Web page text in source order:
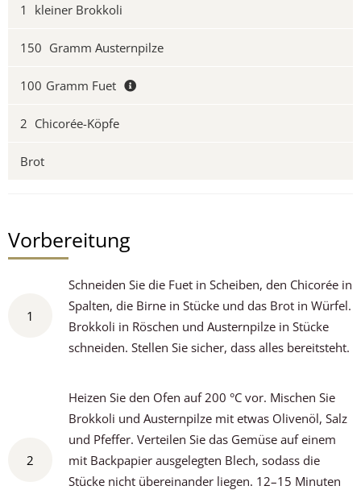
1 kleiner Brokkoli
150 Gramm Austernpilze
100 Gramm Fuet
2 Chicorée-Köpfe
Brot
Vorbereitung
1
Schneiden Sie die Fuet in Scheiben, den Chicorée in
Spalten, die Birne in Stücke und das Brot in Würfel.
Brokkoli in Röschen und Austernpilze in Stücke
schneiden. Stellen Sie sicher, dass alles bereitsteht.
2
Heizen Sie den Ofen auf 200 °C vor. Mischen Sie
Brokkoli und Austernpilze mit etwas Olivenöl, Salz
und Pfeffer. Verteilen Sie das Gemüse auf einem
mit Backpapier ausgelegten Blech, sodass die
Stücke nicht übereinander liegen. 12–15 Minuten